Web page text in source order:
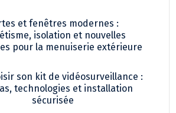
et fenêtres modernes :
isolation et nouvelles
pour la menuiserie extérieure
son kit de vidéosurveillance :
technologies et installation
sécurisée